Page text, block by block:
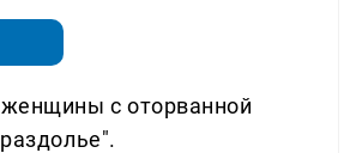
с оторванной